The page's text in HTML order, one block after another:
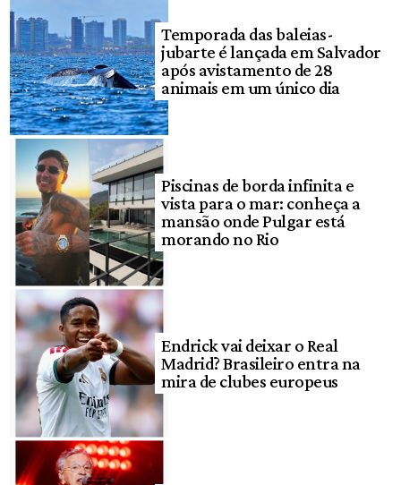
Temporada das baleias-
jubarte é lançada em Salvador
após avistamento de 28
animais em um único dia
Piscinas de borda infinita e
vista para o mar: conheça a
mansão onde Pulgar está
morando no Rio
Endrick vai deixar o Real
Madrid? Brasileiro entra na
mira de clubes europeus